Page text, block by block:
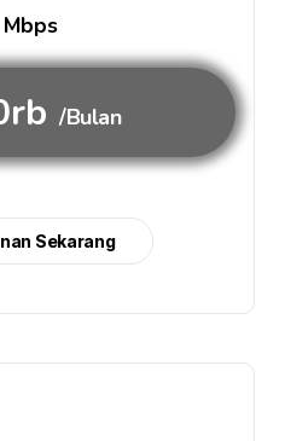
/Bulan
Sekarang